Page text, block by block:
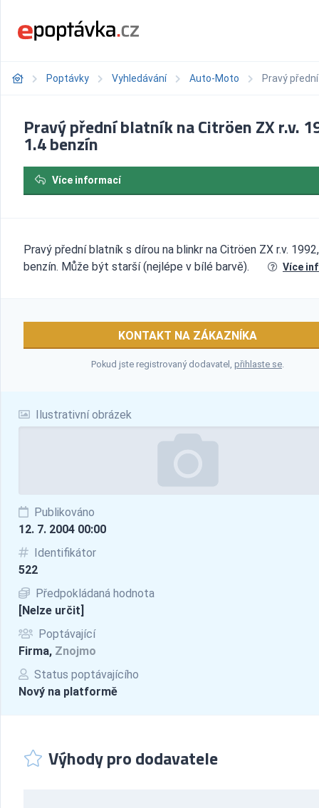
Poptávky Vyhledávání Auto-Moto Pravý
Ilustrativní obrázek
Publikováno
12. 7. 2004 00:00
Identifikátor
522
Předpokládaná hodnota
[Nelze určit]
Poptávající
Firma, Znojmo
Status poptávajícího
Nový na platformě
Pravý přední blatník na Citröen ZX r.v.
1.4 benzín
Více informací
Pravý přední blatník s dírou na blinkr na Citröen ZX r.v.
benzín. Může být starší (nejlépe v bílé barvě).
Více
KONTAKT NA ZÁKAZNÍKA
Pokud jste registrovaný dodavatel, přihlaste se.
Výhody pro dodavatele